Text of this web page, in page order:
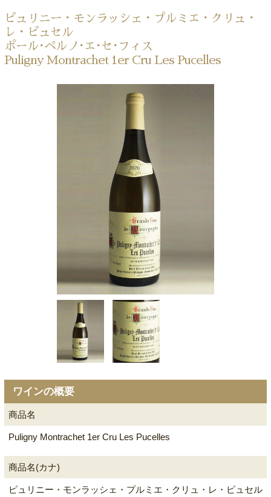
ピュリニー・モンラッシェ・プルミエ・クリュ・
レ・ピュセル
ポール･ペルノ･エ･セ･フィス
Puligny Montrachet 1er Cru Les Pucelles
ワインの概要
商品名
Puligny Montrachet 1er Cru Les Pucelles
商品名(カナ)
ピュリニー・モンラッシェ・プルミエ・クリュ・レ・ピュセル